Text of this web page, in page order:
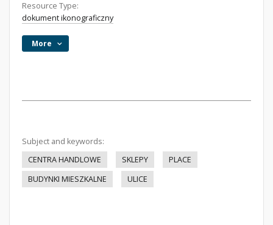
Resource Type:
dokument ikonograficzny
More
Subject and keywords:
CENTRA HANDLOWE
SKLEPY
PLACE
BUDYNKI MIESZKALNE
ULICE